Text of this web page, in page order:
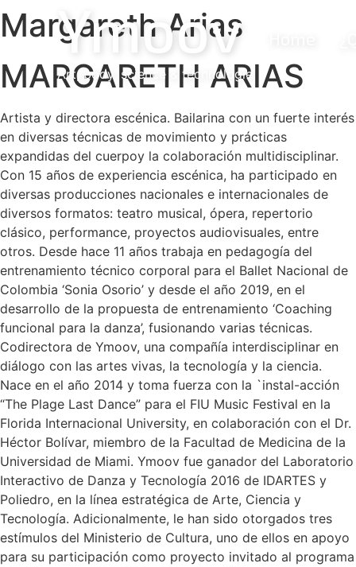
Ymoov
Art, body, science & technologie
Margareth Arias
MARGARETH ARIAS
Artista y directora escénica. Bailarina con un fuerte interés
en diversas técnicas de movimiento y prácticas
expandidas del cuerpoy la colaboración multidisciplinar.
Con 15 años de experiencia escénica, ha participado en
diversas producciones nacionales e internacionales de
diversos formatos: teatro musical, ópera, repertorio
clásico, performance, proyectos audiovisuales, entre
otros. Desde hace 11 años trabaja en pedagogía del
entrenamiento técnico corporal para el Ballet Nacional de
Colombia ‘Sonia Osorio’ y desde el año 2019, en el
desarrollo de la propuesta de entrenamiento ‘Coaching
funcional para la danza’, fusionando varias técnicas.
Codirectora de Ymoov, una compañía interdisciplinar en
diálogo con las artes vivas, la tecnología y la ciencia.
Nace en el año 2014 y toma fuerza con la `instal-acción
“The Plage Last Dance” para el FIU Music Festival en la
Florida Internacional University, en colaboración con el Dr.
Héctor Bolívar, miembro de la Facultad de Medicina de la
Universidad de Miami. Ymoov fue ganador del Laboratorio
Interactivo de Danza y Tecnología 2016 de IDARTES y
Poliedro, en la línea estratégica de Arte, Ciencia y
Tecnología. Adicionalmente, le han sido otorgados tres
estímulos del Ministerio de Cultura, uno de ellos en apoyo
para su participación como proyecto invitado al programa